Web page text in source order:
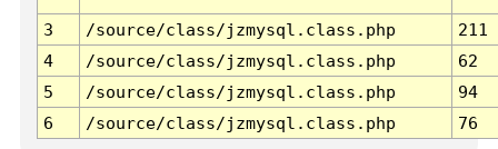
3 /source/class/jzmysql.class.php
211
4
/source/class/jzmysql.class.php
62
5
/source/class/jzmysql.class.php
94
6
/source/class/jzmysql.class.php 76